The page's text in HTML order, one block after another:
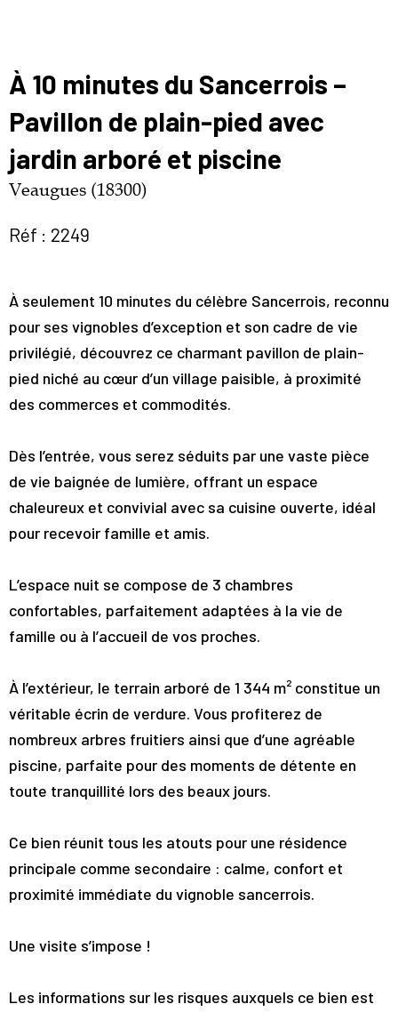
À 10 minutes du Sancerrois –
Pavillon de plain-pied avec
jardin arboré et piscine
Veaugues (18300)
Réf : 2249
À seulement 10 minutes du célèbre Sancerrois, reconnu
pour ses vignobles d’exception et son cadre de vie
privilégié, découvrez ce charmant pavillon de plain-
pied niché au cœur d’un village paisible, à proximité
des commerces et commodités.
Dès l’entrée, vous serez séduits par une vaste pièce
de vie baignée de lumière, offrant un espace
chaleureux et convivial avec sa cuisine ouverte, idéal
pour recevoir famille et amis.
L’espace nuit se compose de 3 chambres
confortables, parfaitement adaptées à la vie de
famille ou à l’accueil de vos proches.
À l’extérieur, le terrain arboré de 1 344 m² constitue un
véritable écrin de verdure. Vous profiterez de
nombreux arbres fruitiers ainsi que d’une agréable
piscine, parfaite pour des moments de détente en
toute tranquillité lors des beaux jours.
Ce bien réunit tous les atouts pour une résidence
principale comme secondaire : calme, confort et
proximité immédiate du vignoble sancerrois.
Une visite s’impose !
Les informations sur les risques auxquels ce bien est